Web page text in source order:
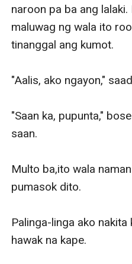
naroon pa ba ang
maluwag ng wala ito
tinanggal ang kumot.
"Aalis, ako ngayon,"
"Saan ka, pupunta,"
saan.
Multo ba,ito wala
pumasok dito.
Palinga-linga ako
hawak na kape.